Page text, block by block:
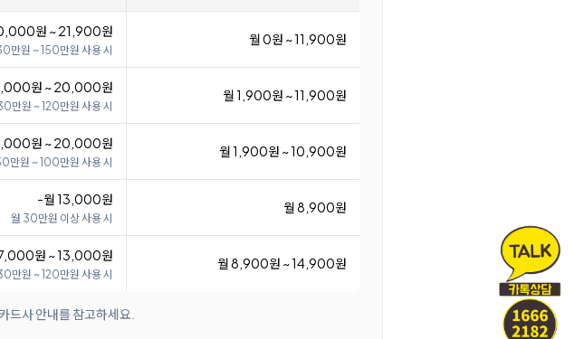
원 ~ 21,900원
만원 ~ 150만원 사용 시
월 0원 ~ 11,900원
원 ~ 20,000원
만원 ~ 120만원 사용 시
월 1,900원 ~ 11,900원
원 ~ 20,000원
만원 ~ 100만원 사용 시
월 1,900원 ~ 10,900원
-월 13,000원
월 30만원 이상 사용 시
월 8,900원
원 ~ 13,000원
만원 ~ 120만원 사용 시
월 8,900원 ~ 14,900원
드사 안내를 참고하세요.